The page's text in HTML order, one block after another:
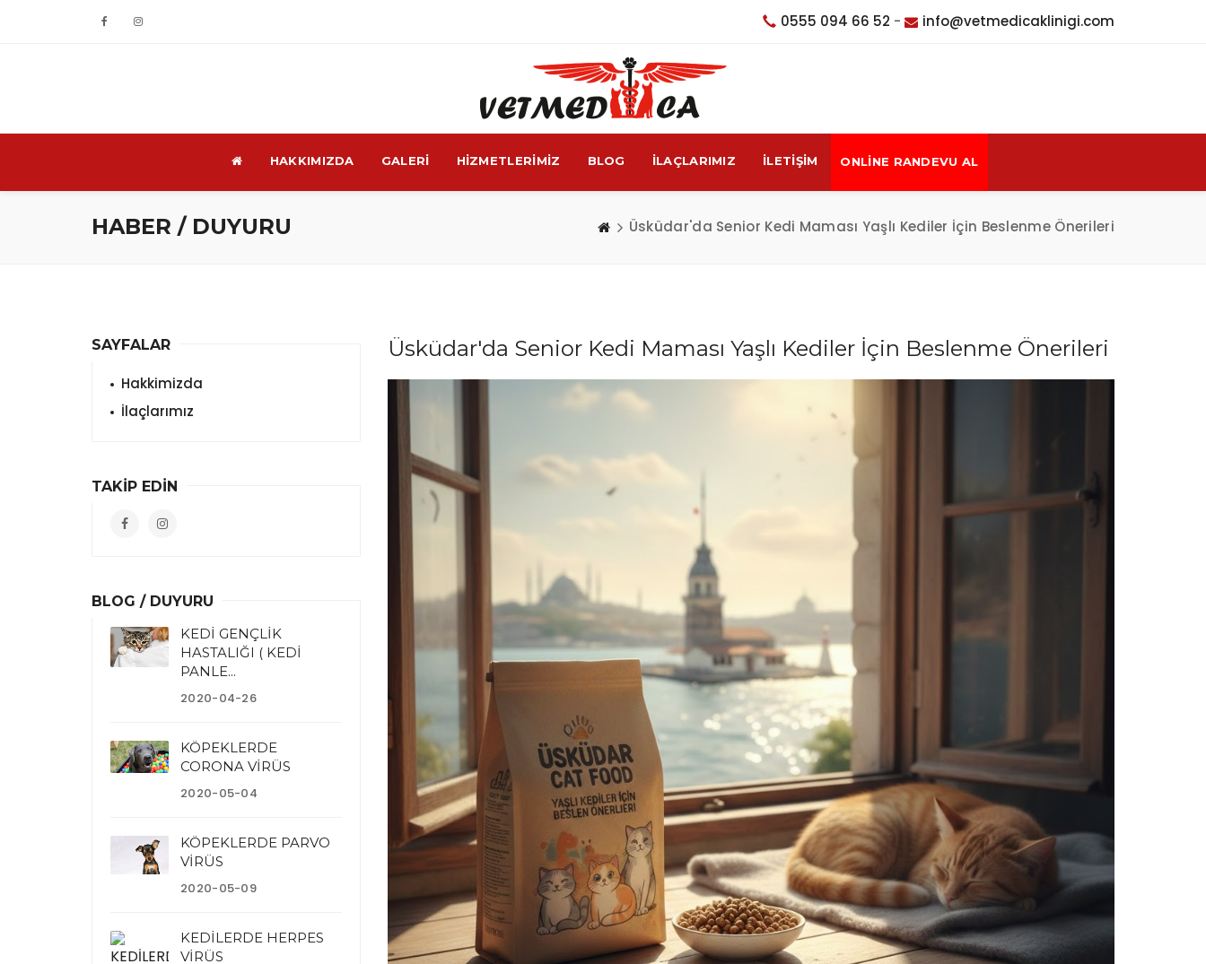
0555 094 66 52 - info@vetmedicaklinigi.com
HAKKIMIZDA GALERİ HİZMETLERİMİZ BLOG İLAÇLARIMIZ İLETİŞİM ONLİNE RANDEVU AL
HABER / DUYURU Üsküdar'da Senior Kedi Maması Yaşlı Kediler İçin Beslenme Önerileri
Üsküdar'da Senior Kedi Maması Yaşlı Kediler İçin Beslenme Önerileri
SAYFALAR
Hakkimizda
İlaçlarımız
TAKİP EDİN
BLOG / DUYURU
KEDİ GENÇLİK
HASTALIĞI ( KEDİ
PANLE...
2020-04-26
KÖPEKLERDE
CORONA VİRÜS
2020-05-04
KÖPEKLERDE PARVO
VİRÜS
2020-05-09
KEDİLERDE HERPES
VİRÜS